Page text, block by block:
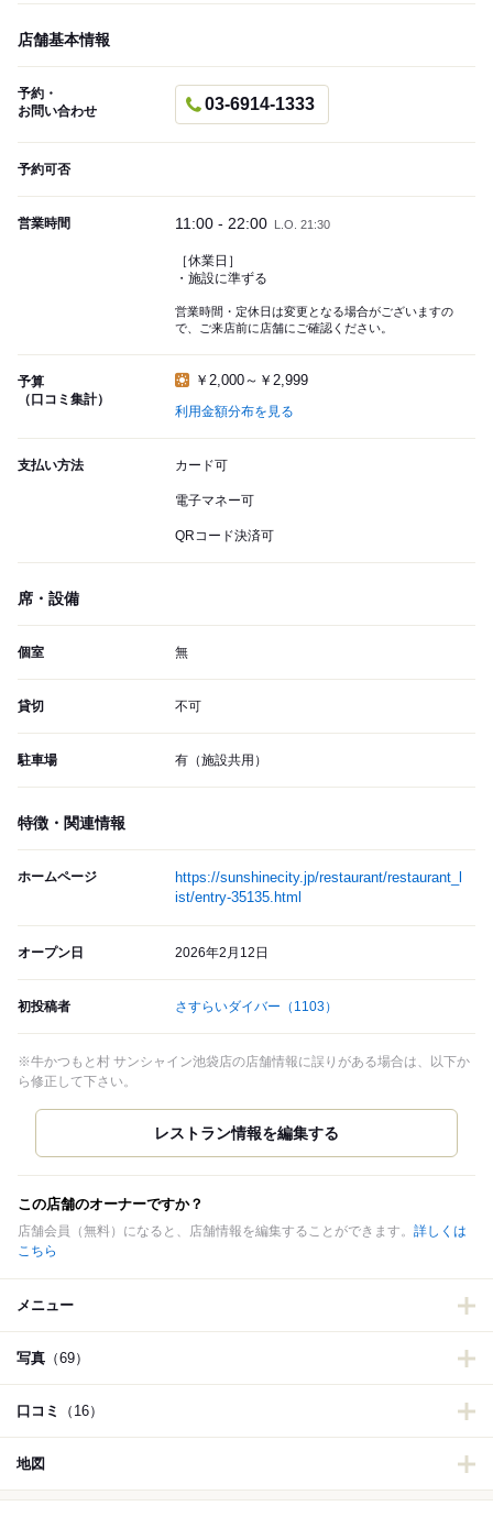
店舗基本情報
予約・
お問い合わせ
03-6914-1333
予約可否
営業時間 11:00 - 22:00 L.O. 21:30
［休業日］
・施設に準ずる
営業時間・定休日は変更となる場合がございますの
で、ご来店前に店舗にご確認ください。
予算
（口コミ集計）
￥2,000～￥2,999
利用金額分布を見る
支払い方法 カード可
電子マネー可
QRコード決済可
席・設備
個室 無
貸切 不可
駐車場 有（施設共用）
特徴・関連情報
ホームページ
https://sunshinecity.jp/restaurant/restaurant_l
ist/entry-35135.html
オープン日 2026年2月12日
初投稿者 さすらいダイバー （1103）
※牛かつもと村 サンシャイン池袋店の店舗情報に誤りがある場合は、以下か
ら修正して下さい。
この店舗のオーナーですか？
店舗会員（無料）になると、店舗情報を編集することができます。 詳しくは
こちら
メニュー
写真 （69）
口コミ （16）
地図